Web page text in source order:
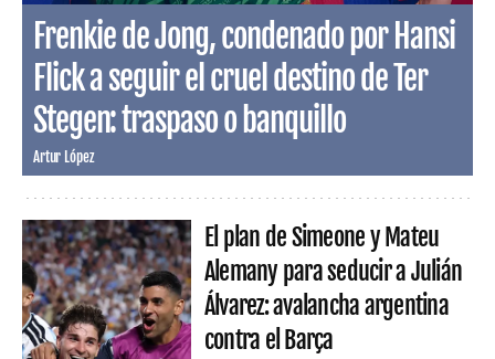
Frenkie de Jong, condenado por Hansi
Flick a seguir el cruel destino de Ter
Stegen: traspaso o banquillo
Artur López
El plan de Simeone y Mateu
Alemany para seducir a Julián
Álvarez: avalancha argentina
contra el Barça